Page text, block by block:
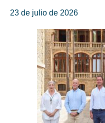
23 de julio de 2026